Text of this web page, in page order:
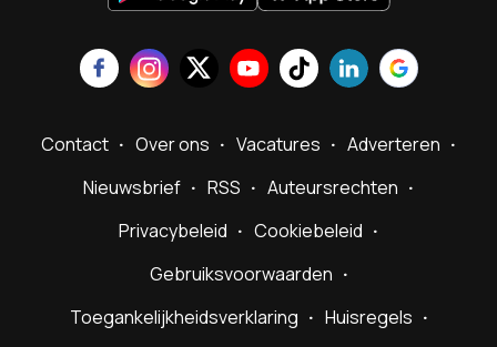
Contact Over ons Vacatures
Adverteren
Nieuwsbrief
RSS
Auteursrechten
Privacybeleid
Cookiebeleid
Gebruiksvoorwaarden
Toegankelijkheidsverklaring
Huisregels